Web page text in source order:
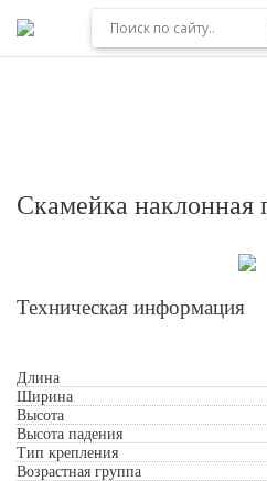
Скамейка наклонная
Техническая информация
Длина
Ширина
Высота
Высота падения
Тип крепления
Возрастная группа
Обработкой персональных